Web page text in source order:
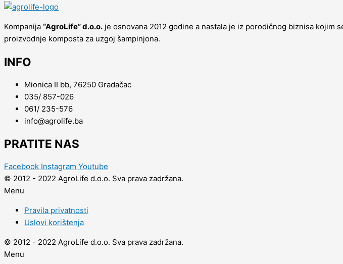
Kompanija “AgroLife” d.o.o. je osnovana 2012 godine a nastala je iz porodičnog biznisa
proizvodnje komposta za uzgoj šampinjona.
INFO
Mionica II bb, 76250 Gradačac
035/ 857-026
061/ 235-576
info@agrolife.ba
PRATITE NAS
Facebook Instagram Youtube
© 2012 - 2022 AgroLife d.o.o. Sva prava zadržana.
Menu
Pravila privatnosti
Uslovi korištenja
© 2012 - 2022 AgroLife d.o.o. Sva prava zadržana.
Menu